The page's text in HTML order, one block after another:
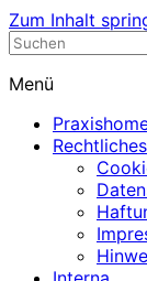
Zum Inhalt
Nephrologische
Menü
Rechtliches